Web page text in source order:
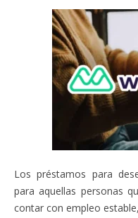
Los préstamos para
para aquellas personas
contar con empleo